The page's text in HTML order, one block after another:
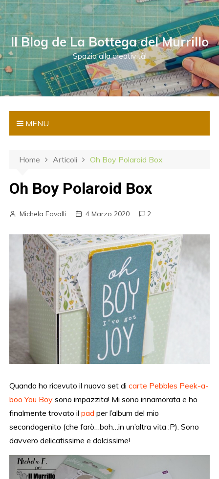
S
a
a
a
l
c
Il Blog de La Bottega del Murrillo
Spazio alla creatività!
MENU
Home Articoli Oh Boy Polaroid Box
Oh Boy Polaroid Box
Michela Favalli 4 Marzo 2020 2
Quando ho ricevuto il nuovo set dicarte Pebbles Peek-a-
boo You Boy sono impazzita! Mi sono innamorata e ho
finalmente trovato ilpadper l’album del mio
secondogenito (che farò…boh…in un’altra vita :P). Sono
davvero delicatissime e dolcissime!